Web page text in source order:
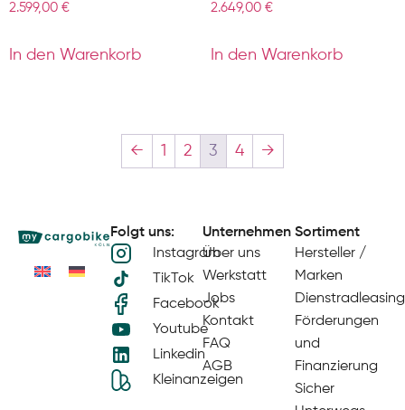
2.599,00 €
In den Warenkorb
2.649,00 €
In den Warenkorb
← 1 2 3 4 →
Folgt uns:
Instagram
TikTok
Facebook
Youtube
Linkedin
Kleinanzeigen
Unternehmen
Über uns
Werkstatt
Jobs
Kontakt
FAQ
AGB
Sortiment
Hersteller /
Marken
Dienstradleasing
Förderungen
und
Finanzierung
Sicher